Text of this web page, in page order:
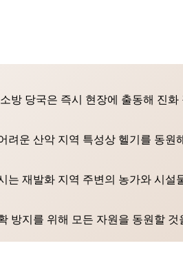
방 당국은 즉시 현장에 출동해 진
운 산악 지역 특성상 헬기를 동
재발화 지역 주변의 농가와 시설
지를 위해 모든 자원을 동원할